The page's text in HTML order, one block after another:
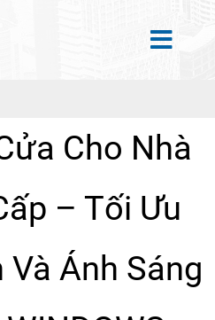
Cho Nhà
– Tối Ưu
Và Ánh Sáng